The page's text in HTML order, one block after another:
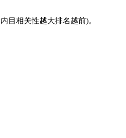
务。
目相关性越大排名越前)。